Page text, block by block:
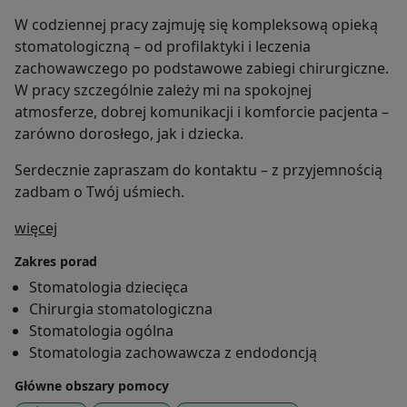
W codziennej pracy zajmuję się kompleksową opieką
stomatologiczną – od profilaktyki i leczenia
zachowawczego po podstawowe zabiegi chirurgiczne.
W pracy szczególnie zależy mi na spokojnej
atmosferze, dobrej komunikacji i komforcie pacjenta –
zarówno dorosłego, jak i dziecka.
Serdecznie zapraszam do kontaktu – z przyjemnością
zadbam o Twój uśmiech.
więcej
Zakres porad
Stomatologia dziecięca
Chirurgia stomatologiczna
Stomatologia ogólna
Stomatologia zachowawcza z endodoncją
Główne obszary pomocy